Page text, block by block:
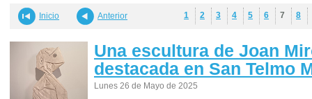
Inicio Anterior 1 2 3 4 5 6 7 8
Una escultura de Joan
destacada en San Telmo
Lunes 26 de Mayo de 2025